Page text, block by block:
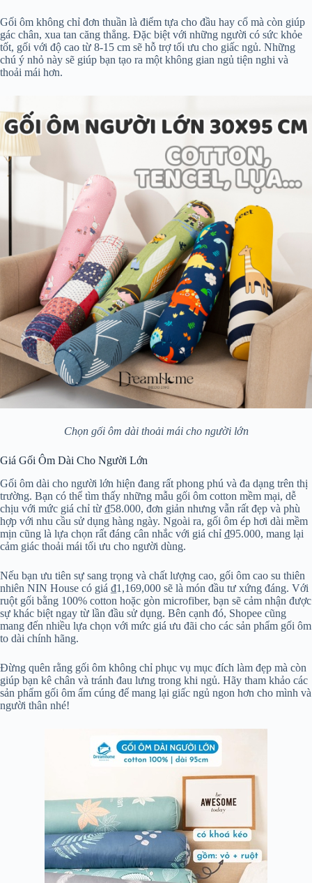
Gối ôm không chỉ đơn thuần là điểm tựa cho đầu hay cổ mà còn giúp
gác chân, xua tan căng thẳng. Đặc biệt với những người có sức khỏe
tốt, gối với độ cao từ 8-15 cm sẽ hỗ trợ tối ưu cho giấc ngủ. Những
chú ý nhỏ này sẽ giúp bạn tạo ra một không gian ngủ tiện nghi và
thoải mái hơn.
Chọn gối ôm dài thoải mái cho người lớn
Giá Gối Ôm Dài Cho Người Lớn
Gối ôm dài cho người lớn hiện đang rất phong phú và đa dạng trên thị
trường. Bạn có thể tìm thấy những mẫu gối ôm cotton mềm mại, dễ
chịu với mức giá chỉ từ ₫58.000, đơn giản nhưng vẫn rất đẹp và phù
hợp với nhu cầu sử dụng hàng ngày. Ngoài ra, gối ôm ép hơi dài mềm
mịn cũng là lựa chọn rất đáng cân nhắc với giá chỉ ₫95.000, mang lại
cảm giác thoải mái tối ưu cho người dùng.
Nếu bạn ưu tiên sự sang trọng và chất lượng cao, gối ôm cao su thiên
nhiên NIN House có giá ₫1,169,000 sẽ là món đầu tư xứng đáng. Với
ruột gối bằng 100% cotton hoặc gòn microfiber, bạn sẽ cảm nhận được
sự khác biệt ngay từ lần đầu sử dụng. Bên cạnh đó, Shopee cũng
mang đến nhiều lựa chọn với mức giá ưu đãi cho các sản phẩm gối ôm
to dài chính hãng.
Đừng quên rằng gối ôm không chỉ phục vụ mục đích làm đẹp mà còn
giúp bạn kê chân và tránh đau lưng trong khi ngủ. Hãy tham khảo các
sản phẩm gối ôm ấm cúng để mang lại giấc ngủ ngon hơn cho mình và
người thân nhé!